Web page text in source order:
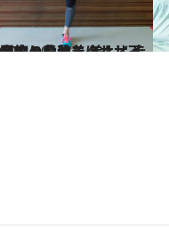
く歩くための骨盤エクササイズ(2)フスタイル